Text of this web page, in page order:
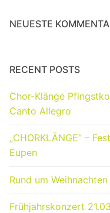
NEUESTE
RECENT POSTS
Chor-Klänge
Canto Allegro
„CHORKLÄNGE“ –
Eupen
Rund um
Frühjahrskonzert